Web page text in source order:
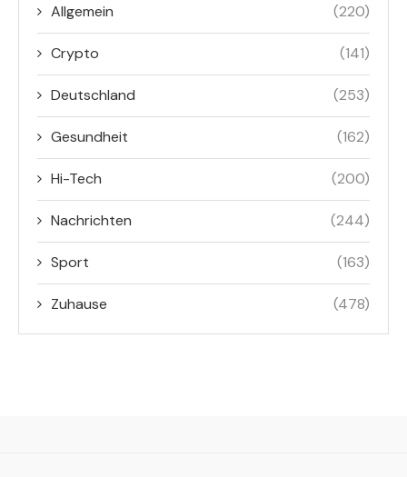
Allgemein (220)
Crypto (141)
Deutschland (253)
Gesundheit (162)
Hi-Tech (200)
Nachrichten (244)
Sport (163)
Zuhause (478)